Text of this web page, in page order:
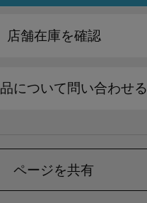
店舗在庫を確認
について問い合わせる
ページを共有